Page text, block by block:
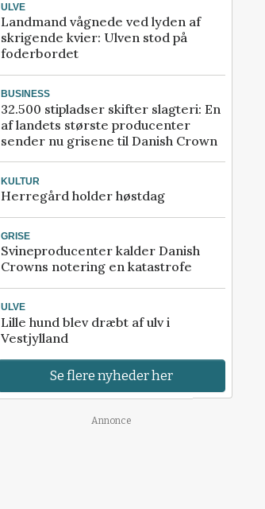
ULVE
Landmand vågnede ved lyden af
skrigende kvier: Ulven stod på
foderbordet
BUSINESS
32.500 stipladser skifter slagteri: En
af landets største producenter
sender nu grisene til Danish Crown
KULTUR
Herregård holder høstdag
GRISE
Svineproducenter kalder Danish
Crowns notering en katastrofe
ULVE
Lille hund blev dræbt af ulv i
Vestjylland
Se flere nyheder her
Annonce